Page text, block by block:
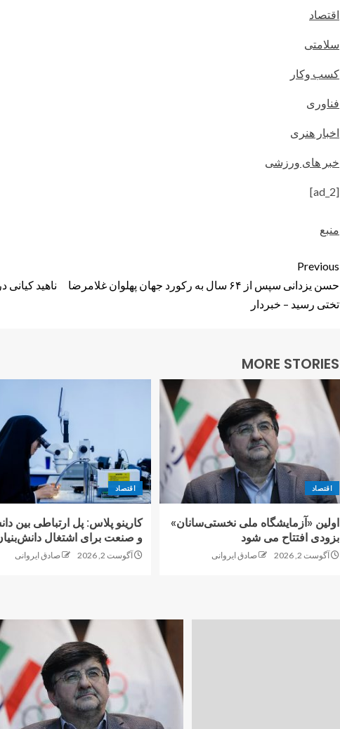
اقتصاد
سلامتی
کسب وکار
فناوری
اخبار هنری
خبر های ورزشی
[ad_2]
منبع
Previous
حسن یزدانی سپس از ۶۴ سال به رکورد جهان پهلوان غلامرضا
تختی رسید – خبردار
ناهید کیانی
MORE STORIES
اقتصاد
اولین «آزمایشگاه ملی نخستی‌سانان»
بزودی افتتاح می شود
آگوست 2, 2026 صادق ایروانی
اقتصاد
کارینو پلاس: پل ارتباطی بین
و صنعت برای اشتغال
آگوست 2, 2026 صادق ایروانی